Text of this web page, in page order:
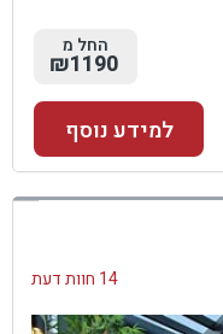
החל מ
₪1190
למידע נוסף
14 חוות דעת